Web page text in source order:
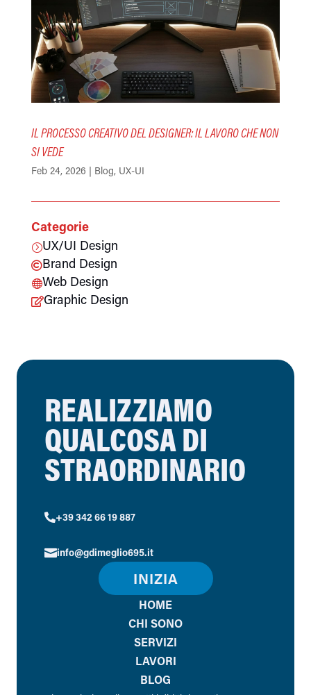
IL PROCESSO CREATIVO DEL DESIGNER: IL LAVORO CHE NON
SI VEDE
Feb 24, 2026 | Blog, UX-UI
Categorie
=UX/UI Design
Brand Design
Web Design
Graphic Design
REALIZZIAMO
QUALCOSA DI
STRAORDINARIO
+39 342 66 19 887
info@gdimeglio695.it
INIZIA
HOME
CHI SONO
SERVIZI
LAVORI
BLOG